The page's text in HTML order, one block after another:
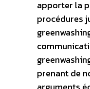
apporter la
procédures
prenant de